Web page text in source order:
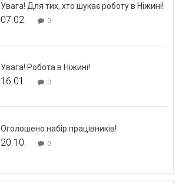
Увага! Для тих, хто шукає роботу в Ніжині!
07.02. 0
Увага! Робота в Ніжині!
16.01. 0
Оголошено набір працівників!
20.10. 0